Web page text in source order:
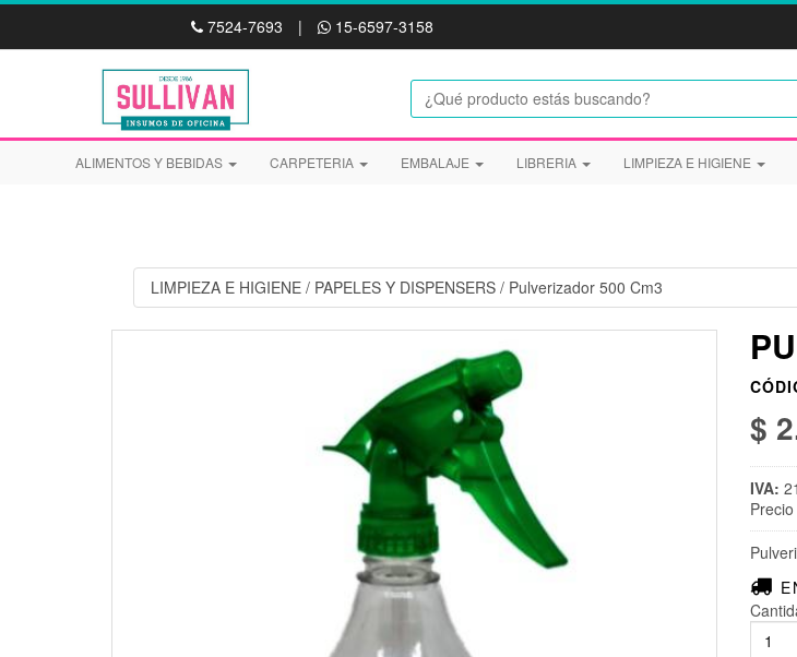
ALIMENTOS Y BEBIDAS CARPETERIA EMBALAJE LIBRERIA LIMPIEZA E HIGIENE
7524-7693 | 15-6597-3158
LIMPIEZA E HIGIENE / PAPELES Y DISPENSERS / Pulverizador 500 Cm3
$
IVA: